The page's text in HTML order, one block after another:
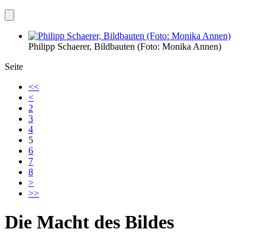
Philipp Schaerer, Bildbauten (Foto: Monika Annen)
Seite
<<
<
2
3
4
5
6
7
8
>
>>
Die Macht des Bildes